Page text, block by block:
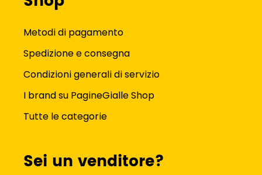
Metodi di pagamento
Spedizione e consegna
Condizioni generali di servizio
I brand su PagineGialle Shop
Tutte le categorie
Sei un venditore?